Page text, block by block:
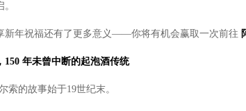
新年祝福还有了更多意义——你将有机会赢取一次前往
150 年未曾中断的起泡酒传统
索的故事始于19世纪末。